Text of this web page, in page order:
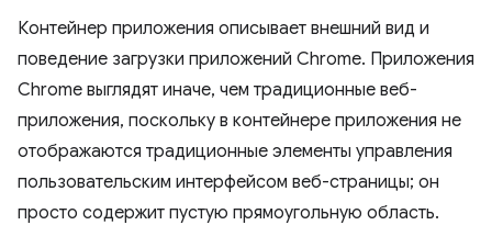
Контейнер приложения описывает внешний вид и
поведение загрузки приложений Chrome. Приложения
Chrome выглядят иначе, чем традиционные веб-
приложения, поскольку в контейнере приложения не
отображаются традиционные элементы управления
пользовательским интерфейсом веб-страницы; он
просто содержит пустую прямоугольную область.